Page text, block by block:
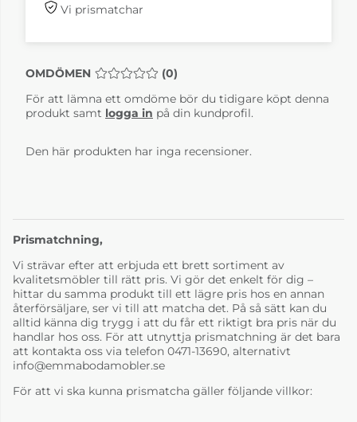
Vi prismatchar
OMDÖMEN MEDELBETYG 0 AV 5 ANTAL BETYG 0
(0)
För att lämna ett omdöme bör du tidigare köpt denna
produkt samt logga in på din kundprofil.
Den här produkten har inga recensioner.
Prismatchning,
Vi strävar efter att erbjuda ett brett sortiment av
kvalitetsmöbler till rätt pris. Vi gör det enkelt för dig –
hittar du samma produkt till ett lägre pris hos en annan
återförsäljare, ser vi till att matcha det. På så sätt kan du
alltid känna dig trygg i att du får ett riktigt bra pris när du
handlar hos oss. För att utnyttja prismatchning är det bara
att kontakta oss via telefon 0471-13690, alternativt
info@emmabodamobler.se
För att vi ska kunna prismatcha gäller följande villkor: